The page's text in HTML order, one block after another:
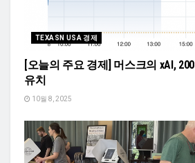
TEXASN USA 경제
[오늘의 주요 경제] 머스크의 xAI,
유치
10월 8, 2025